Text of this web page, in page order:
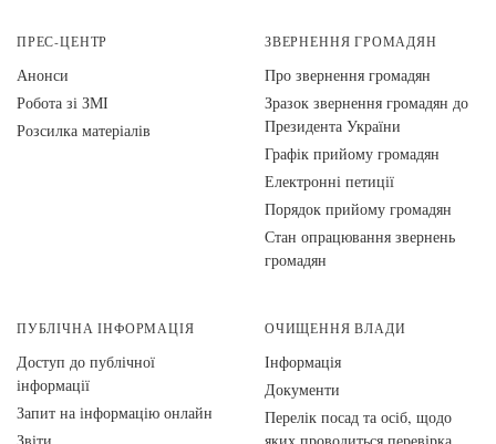
ПРЕС-ЦЕНТР
Анонси
Робота зі ЗМІ
Розсилка матеріалів
ЗВЕРНЕННЯ ГРОМАДЯН
Про звернення громадян
Зразок звернення громадян до
Президента України
Графік прийому громадян
Електронні петиції
Порядок прийому громадян
Стан опрацювання звернень
громадян
ПУБЛІЧНА ІНФОРМАЦІЯ
Доступ до публічної
інформації
Запит на інформацію онлайн
ОЧИЩЕННЯ ВЛАДИ
Інформація
Документи
Перелік посад та осіб, щодо